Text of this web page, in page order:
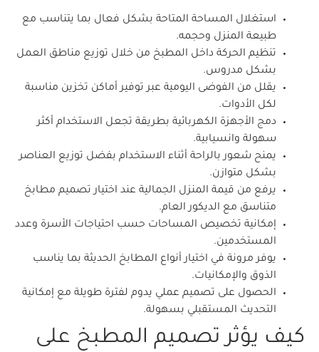
استغلال المساحة المتاحة بشكل فعال بما يتناسب مع
طبيعة المنزل وحجمه.
تنظيم الحركة داخل المطبخ من خلال توزيع مناطق العمل
بشكل مدروس.
يقلل من الفوضى اليومية عبر توفير أماكن تخزين مناسبة
لكل الأدوات.
دمج الأجهزة الكهربائية بطريقة تجعل الاستخدام أكثر
سهولة وانسيابية.
يمنح شعور بالراحة أثناء الاستخدام بفضل توزيع العناصر
بشكل متوازن.
يرفع من قيمة المنزل الجمالية عند اختيار تصميم مطابخ
متناسق مع الديكور العام.
إمكانية تخصيص المساحات حسب احتياجات الأسرة وعدد
المستخدمين.
يوفر مرونة في اختيار أنواع المطابخ الحديثة بما يناسب
الذوق والإمكانيات.
الحصول على تصميم عملي يدوم لفترة طويلة مع إمكانية
التحديث المستقبلي بسهولة.
كيف يؤثر تصميم المطبخ على